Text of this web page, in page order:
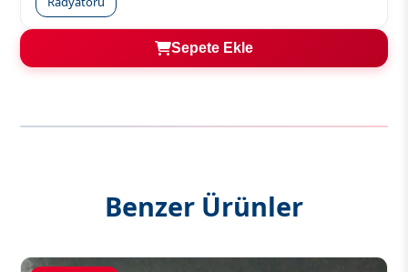
Sepete Ekle
Benzer Ürünler